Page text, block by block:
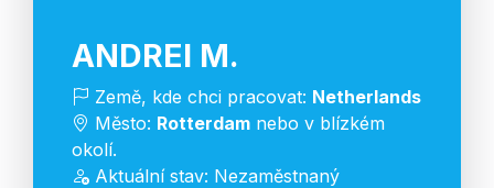
ANDREI M.
Země, kde chci pracovat: Netherlands
Město: Rotterdam nebo v blízkém
okolí.
Aktuální stav: Nezaměstnaný